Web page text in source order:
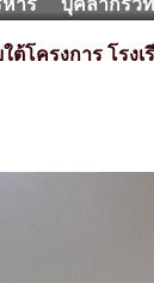
าร บุคลากรวิ
ต้โครงการ โรง